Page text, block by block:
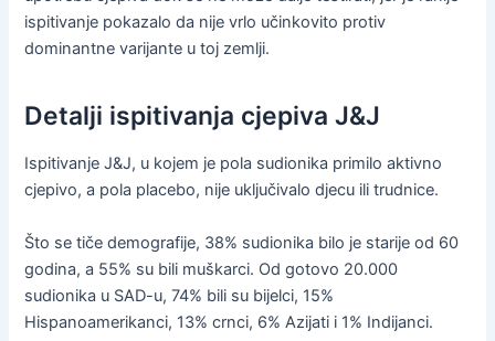
ispitivanje pokazalo da nije vrlo učinkovito protiv
dominantne varijante u toj zemlji.
Detalji ispitivanja cjepiva J&J
Ispitivanje J&J, u kojem je pola sudionika primilo aktivno
cjepivo, a pola placebo, nije uključivalo djecu ili trudnice.
Što se tiče demografije, 38% sudionika bilo je starije od 60
godina, a 55% su bili muškarci. Od gotovo 20.000
sudionika u SAD-u, 74% bili su bijelci, 15%
Hispanoamerikanci, 13% crnci, 6% Azijati i 1% Indijanci.